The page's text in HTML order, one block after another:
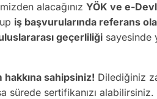
alacağınız YÖK ve e-
iş başvurularında referans
geçerliliği sayesinde
sahipsiniz! Dilediğiniz
sürede sertifikanızı alabilirsiniz.